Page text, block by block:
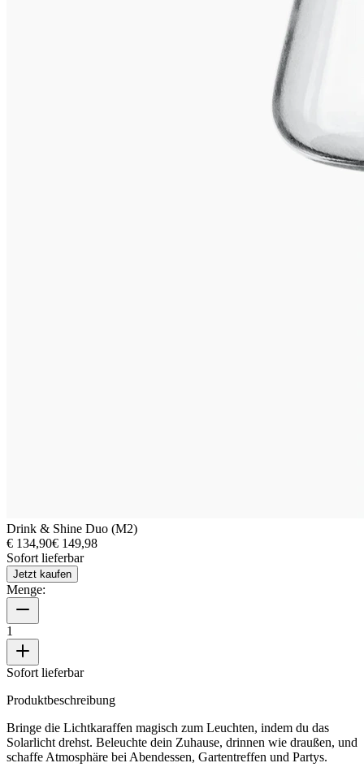
Drink & Shine Duo (M2)
€ 134,90€ 149,98
Sofort lieferbar
Jetzt kaufen
Menge:
1
Sofort lieferbar
Produktbeschreibung
Bringe die Lichtkaraffen magisch zum Leuchten, indem du das
Solarlicht drehst. Beleuchte dein Zuhause, drinnen wie draußen, und
schaffe Atmosphäre bei Abendessen, Gartentreffen und Partys.